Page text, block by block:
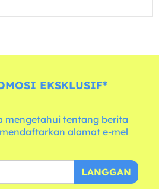
EKSKLUSIF*
mengetahui tentang berita
alamat e-mel
LANGGAN